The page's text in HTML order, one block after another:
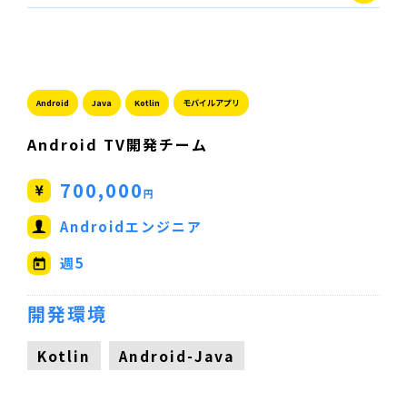
Android Java Kotlin モバイルアプリ
Android TV開発チーム
700,000円
Androidエンジニア
週5
開発環境
Kotlin Android-Java